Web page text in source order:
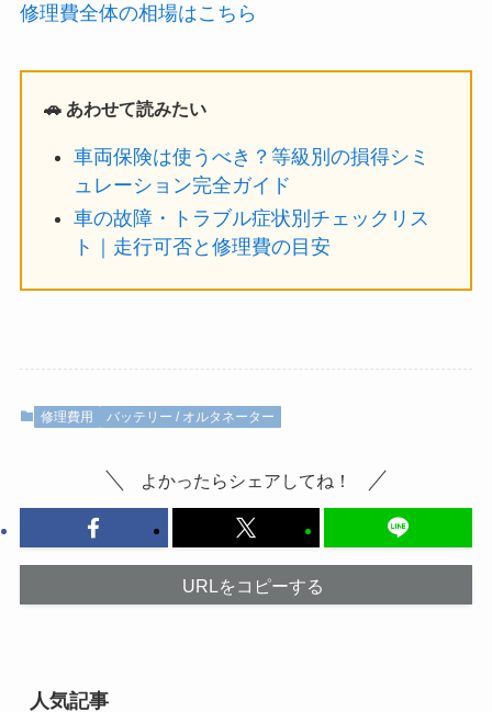
修理費全体の相場はこちら
🚗 あわせて読みたい
車両保険は使うべき？等級別の損得シミ
ュレーション完全ガイド
車の故障・トラブル症状別チェックリス
ト｜走行可否と修理費の目安
修理費用 バッテリー / オルタネーター
よかったらシェアしてね！
URLをコピーする
人気記事